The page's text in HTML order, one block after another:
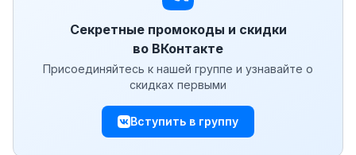
Секретные промокоды и скидки
во ВКонтакте
Присоединяйтесь к нашей группе и узнавайте о
скидках первыми
Вступить в группу